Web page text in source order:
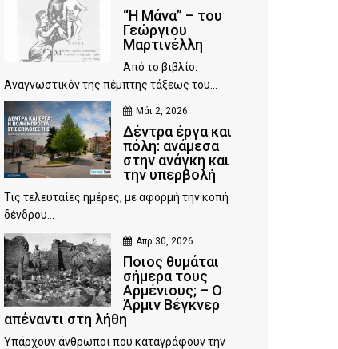
“Η Μάνα” – του
Γεώργιου
Μαρτινέλλη
Από το βιβλίο:
Αναγνωστικόν της πέμπτης τάξεως του...
Μάι 2, 2026
Δέντρα έργα και
πόλη: ανάμεσα
στην ανάγκη και
την υπερβολή
Τις τελευταίες ημέρες, με αφορμή την κοπή
δένδρου...
Απρ 30, 2026
Ποιος θυμάται
σήμερα τους
Αρμένιους; – Ο
Άρμιν Βέγκνερ
απέναντι στη λήθη
Υπάρχουν άνθρωποι που καταγράφουν την